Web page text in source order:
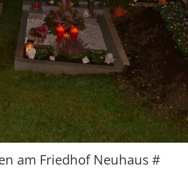
am Friedhof Neuhaus #